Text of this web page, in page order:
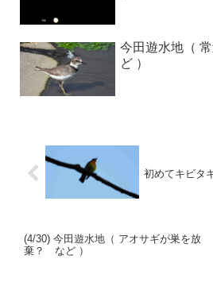
今田遊水地（
ど ）
初めてキビタ
(4/30) 今田遊水地（ アオサギが巣を放
棄？ など ）